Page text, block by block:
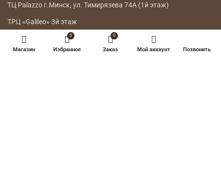
ТЦ Palazzo г.Минск, ул. Тимирязева 74А (1й этаж)
ТРЦ «Galileo» 3й этаж
ГЛАВНОЕ МЕНЮ
Магазин
0
Избранное
0
Заказ Мой аккаунт Позвонить